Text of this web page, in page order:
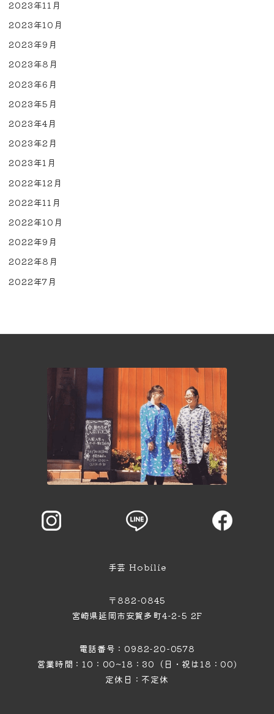
2023年11月
2023年10月
2023年9月
2023年8月
2023年6月
2023年5月
2023年4月
2023年2月
2023年1月
2022年12月
2022年11月
2022年10月
2022年9月
2022年8月
2022年7月
手芸 Hobilie
〒882-0845
宮崎県延岡市安賀多町4−2−5 2F
電話番号：0982-20-0578
営業時間：10：00~18：30（日・祝は18：00)
定休日：不定休